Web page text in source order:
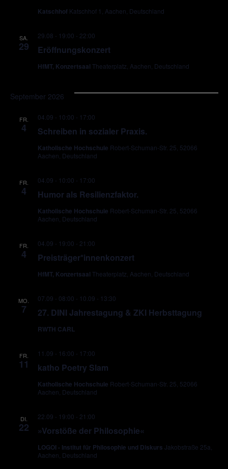
Katschhof Katschhof 1, Aachen, Deutschland
SA.
29 Eröffnungskonzert
29.08 - 19:00 - 22:00
HfMT, Konzertsaal Theaterplatz, Aachen, Deutschland
September 2026
FR.
4 Schreiben in sozialer Praxis.
04.09 - 10:00 - 17:00
Katholische Hochschule Robert-Schuman-Str. 25, 52066
Aachen, Deutschland
FR.
4 Humor als Resilienzfaktor.
04.09 - 10:00 - 17:00
Katholische Hochschule Robert-Schuman-Str. 25, 52066
Aachen, Deutschland
FR.
4 Preisträger*innenkonzert
04.09 - 19:00 - 21:00
HfMT, Konzertsaal Theaterplatz, Aachen, Deutschland
MO.
7 27. DINI Jahrestagung & ZKI Herbsttagung
07.09 - 08:00 - 10.09 - 13:30
RWTH CARL
FR.
11 katho Poetry Slam
11.09 - 16:00 - 17:00
Katholische Hochschule Robert-Schuman-Str. 25, 52066
Aachen, Deutschland
DI.
22 »Vorstöße der Philosophie«
22.09 - 19:00 - 21:00
LOGOI - Institut für Philosophie und Diskurs Jakobstraße 25a,
Aachen, Deutschland